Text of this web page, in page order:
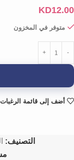
KD12.00
متوفر في المخزون
أضف إلى قائمة الرغبات
التصنيف: